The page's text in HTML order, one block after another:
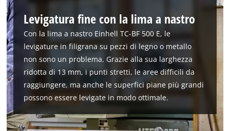
to trackers that are not disclosed to the
visitor. The website owner needs to setup
the site with their CMP to add this content
to the list of technologies used.
Powered byUsercentrics Consent
Management Platform
Levigatura fine con la lima a nastro
Con la lima a nastro Einhell TC-BF 500 E, le
levigature in filigrana su pezzi di legno o metallo
non sono un problema. Grazie alla sua larghezza
ridotta di 13 mm, i punti stretti, le aree difficili da
raggiungere, ma anche le superfici piane più grandi
possono essere levigate in modo ottimale.